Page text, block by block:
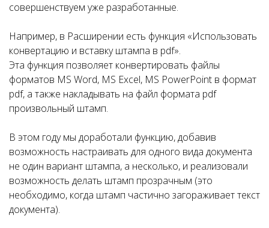
совершенствуем уже разработанные.
Например, в Расширении есть функция «Использовать
конвертацию и вставку штампа в pdf».
Эта функция позволяет конвертировать файлы
форматов MS Word, MS Excel, MS PowerPoint в формат
pdf, а также накладывать на файл формата pdf
произвольный штамп.
В этом году мы доработали функцию, добавив
возможность настраивать для одного вида документа
не один вариант штампа, а несколько, и реализовали
возможность делать штамп прозрачным (это
необходимо, когда штамп частично загораживает текст
документа).